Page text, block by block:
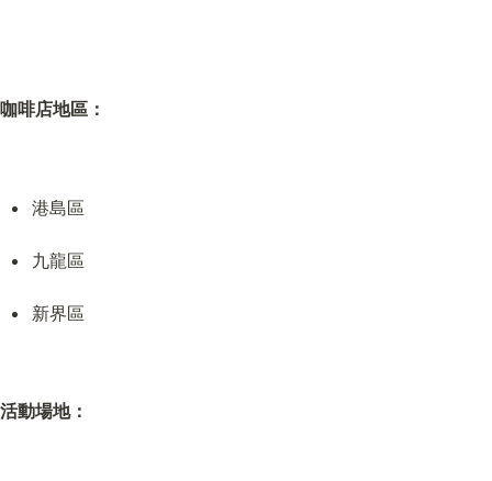
咖啡店地區：
港島區
九龍區
新界區
活動場地：